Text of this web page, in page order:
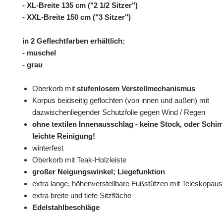
- XL-Breite 135 cm ("2 1/2 Sitzer")
- XXL-Breite 150 cm ("3 Sitzer")
in 2 Geflechtfarben erhältlich:
- muschel
- grau
Oberkorb mit stufenlosem Verstellmechanismus
Korpus beidseitig geflochten (von innen und außen) mit
dazwischenliegender Schutzfolie gegen Wind / Regen
ohne textilen Innenausschlag - keine Stock, oder
leichte Reinigung!
winterfest
Oberkorb mit Teak-Holzleiste
großer Neigungswinkel; Liegefunktion
extra lange, höhenverstellbare Fußstützen mit
extra breite und tiefe Sitzfläche
Edelstahlbeschläge